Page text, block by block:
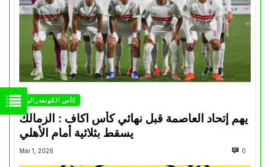
كأس الكونفدرالية
يهم إتحاد العاصمة قبل نهائي كأس اكاف : الزمالك
Mai 1, 2026 0